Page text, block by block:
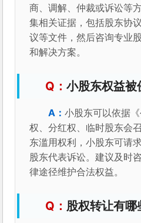
商、调解、仲裁或诉讼等
集相关证据，包括股东协
议等文件，然后咨询专业
和解决方案。
小股东权益被
小股东可以依据
权、分红权、临时股东会
东滥用权利，小股东可请
股东代表诉讼。建议及时
律途径维护合法权益。
股权转让有哪